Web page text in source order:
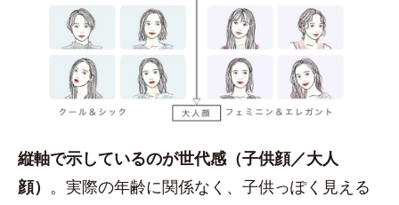
縦軸で示しているのが世代感（子供顔／大人
顔） 。実際の年齢に関係なく、子供っぽく見える